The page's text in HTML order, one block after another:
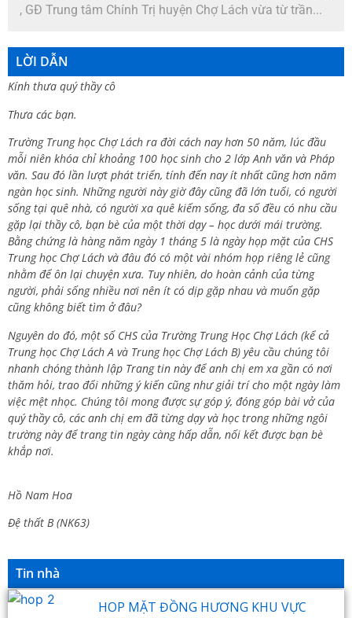
, GĐ Trung tâm Chính Trị huyện Chợ Lách vừa từ trần...
LỜI DẪN
Kính thưa quý thầy cô
Thưa các bạn.
Trường Trung học Chợ Lách ra đời cách nay hơn 50 năm, lúc đầu
mỗi niên khóa chỉ khoảng 100 học sinh cho 2 lớp Anh văn và Pháp
văn. Sau đó lần lượt phát triển, tính đến nay ít nhất cũng hơn năm
ngàn học sinh. Những người này giờ đây cũng đã lớn tuổi, có người
sống tại quê nhà, có người xa quê kiếm sống, đa số đều có nhu cầu
gặp lại thầy cô, bạn bè của một thời dạy – học dưới mái trường.
Bằng chứng là hàng năm ngày 1 tháng 5 là ngày họp mặt của CHS
Trung học Chợ Lách và đâu đó có một vài nhóm họp riêng lẻ cũng
nhằm để ôn lại chuyện xưa. Tuy nhiên, do hoàn cảnh của từng
người, phải sống nhiều nơi nên ít có dịp gặp nhau và muốn gặp
cũng không biết tìm ở đâu?
Nguyên do đó, một số CHS của Trường Trung Học Chợ Lách (kể cả
Trung học Chợ Lách A và Trung học Chợ Lách B) yêu cầu chúng tôi
nhanh chóng thành lập Trang tin này để anh chị em xa gần có nơi
thăm hỏi, trao đổi những ý kiến cũng như giải trí cho một ngày làm
việc mệt nhọc. Chúng tôi mong được sự góp ý, đóng góp bài vở của
quý thầy cô, các anh chị em đã từng dạy và học trong những ngôi
trường này để trang tin ngày càng hấp dẫn, nối kết được bạn bè
khắp nơi.
Hồ Nam Hoa
Đệ thất B (NK63)
Tin nhà
HOP MẶT ĐỒNG HƯƠNG KHU VỰC